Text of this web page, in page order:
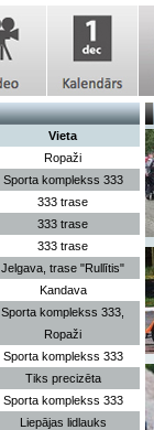
Vieta
Ropaži
Sporta komplekss 333
333 trase
333 trase
333 trase
Jelgava, trase "Rullītis"
Kandava
Sporta komplekss 333,
Ropaži
Sporta komplekss 333
Tiks precizēta
Sporta komplekss 333
Liepājas lidlauks